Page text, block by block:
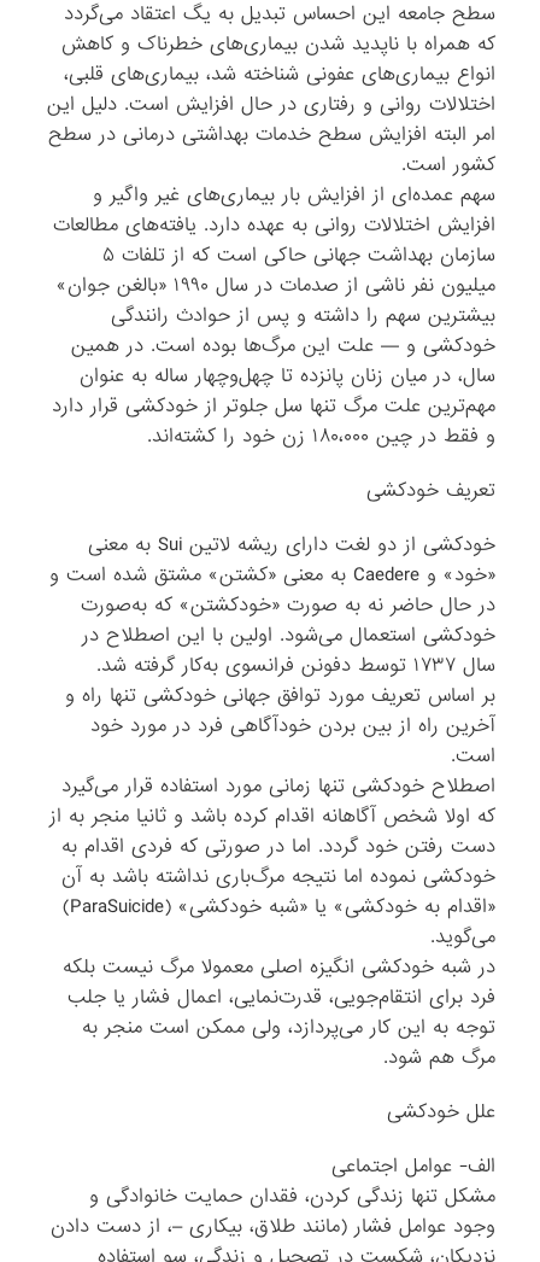
سطح جامعه این احساس تبدیل به یگ اعتقاد می‌گردد
که همراه با ناپدید شدن بیماری‌های خطرناک و کاهش
انواع بیماری‌های عفونی شناخته شد، بیماری‌های قلبی،
اختلالات روانی و رفتاری در حال افزایش است. دلیل این
امر البته افزایش سطح خدمات بهداشتی درمانی در سطح
کشور است.
سهم عمده‌ای از افزایش بار بیماری‌های غیر واگیر و
افزایش اختلالات روانی به عهده دارد. یافته‌های مطالعات
سازمان بهداشت جهانی حاکی است که از تلفات ۵
میلیون نفر ناشی از صدمات در سال ۱۹۹۰ «بالغن جوان»
بیشترین سهم را داشته و پس از حوادث رانندگی
خودکشی و — علت این مرگ‌ها بوده است. در همین
سال، در میان زنان پانزده تا چهل‌و‌چهار ساله به عنوان
مهم‌ترین علت مرگ تنها سل جلوتر از خودکشی قرار دارد
و فقط در چین ۱۸۰،۰۰۰ زن خود را کشته‌اند.
تعریف خودکشی
خودکشی از دو لغت دارای ریشه لاتین Sui به معنی
«خود» و Caedere به معنی «کشتن» مشتق شده است و
در حال حاضر نه به صورت «خودکشتن» که به‌صورت
خودکشی استعمال می‌شود. اولین با این اصطلاح در
سال ۱۷۳۷ توسط دفونن فرانسوی به‌کار گرفته شد.
بر اساس تعریف مورد توافق جهانی خودکشی تنها راه و
آخرین راه از بین بردن خودآگاهی فرد در مورد خود
است.
اصطلاح خودکشی تنها زمانی مورد استفاده قرار می‌گیرد
که اولا شخص آگاهانه اقدام کرده باشد و ثانیا منجر به از
دست رفتن خود گردد. اما در صورتی که فردی اقدام به
خودکشی نموده اما نتیجه مرگ‌باری نداشته باشد به آن
«اقدام به خودکشی» یا «شبه خودکشی» (ParaSuicide)
می‌گوید.
در شبه خودکشی انگیزه اصلی معمولا مرگ نیست بلکه
فرد برای انتقام‌جویی، قدرت‌نمایی، اعمال فشار یا جلب
توجه به این کار می‌پردازد، ولی ممکن است منجر به
مرگ هم شود.
علل خودکشی
الف- عوامل اجتماعی
مشکل تنها زندگی کردن، فقدان حمایت خانوادگی و
وجود عوامل فشار (مانند طلاق، بیکاری –، از دست دادن